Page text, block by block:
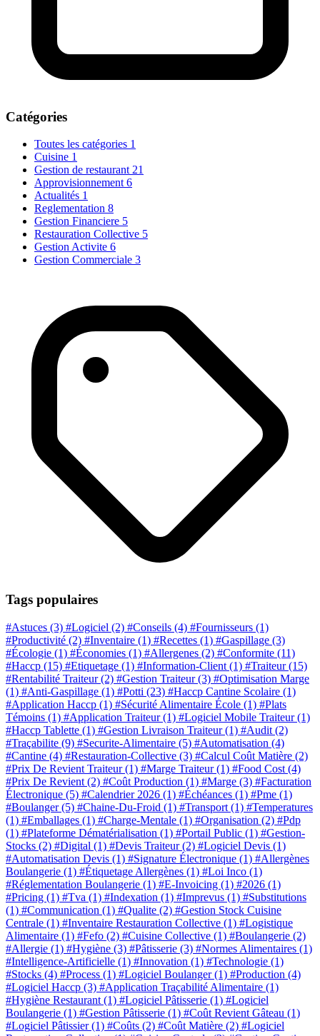
Catégories
Toutes les catégories 1
Cuisine 1
Gestion de restaurant 21
Approvisionnement 6
Actualités 1
Reglementation 8
Gestion Financiere 5
Restauration Collective 5
Gestion Activite 6
Gestion Commerciale 3
Tags populaires
#Astuces (3) #Logiciel (2) #Conseils (4) #Fournisseurs (1)
#Productivité (2) #Inventaire (1) #Recettes (1) #Gaspillage (3)
#Écologie (1) #Économies (1) #Allergenes (2) #Conformite (11)
#Haccp (15) #Etiquetage (1) #Information-Client (1) #Traiteur(15)
#Rentabilité Traiteur(2) #Gestion Traiteur(3) #Optimisation Marge
(1) #Anti-Gaspillage (1) #Potti (23) #Haccp Cantine Scolaire (1)
#Application Haccp (1) #Sécurité Alimentaire École (1) #Plats
Témoins (1) #Application Traiteur(1) #Logiciel Mobile Traiteur(1)
#Haccp Tablette (1) #Gestion Livraison Traiteur(1) #Audit (2)
#Traçabilite (9) #Securite-Alimentaire (5) #Automatisation (4)
#Cantine (4) #Restauration-Collective (3) #Calcul Coût Matière (2)
#Prix De Revient Traiteur(1) #Marge Traiteur(1) #Food Cost (4)
#Prix De Revient (2) #Coût Production (1) #Marge (3) #Facturation
Électronique (5) #Calendrier 2026 (1) #Échéances (1) #Pme (1)
#Boulanger(5) #Chaine-Du-Froid (1) #Transport (1) #Temperatures
(1) #Emballages (1) #Charge-Mentale (1) #Organisation (2) #Pdp
(1) #Plateforme Dématérialisation (1) #Portail Public (1) #Gestion-
Stocks (2) #Digital (1) #Devis Traiteur(2) #Logiciel Devis (1)
#Automatisation Devis (1) #Signature Électronique (1) #Allergènes
Boulangerie (1) #Étiquetage Allergènes (1) #Loi Inco (1)
#Réglementation Boulangerie (1) #E-Invoicing (1) #2026 (1)
#Pricing (1) #Tva (1) #Indexation (1) #Imprevus (1) #Substitutions
(1) #Communication (1) #Qualite (2) #Gestion Stock Cuisine
Centrale (1) #Inventaire Restauration Collective (1) #Logistique
Alimentaire (1) #Fefo (2) #Cuisine Collective (1) #Boulangerie (2)
#Allergie (1) #Hygiène (3) #Pâtisserie (3) #Normes Alimentaires (1)
#Intelligence-Artificielle (1) #Innovation (1) #Technologie (1)
#Stocks (4) #Process (1) #Logiciel Boulanger(1) #Production (4)
#Logiciel Haccp (3) #Application Traçabilité Alimentaire (1)
#Hygiène Restaurant (1) #Logiciel Pâtisserie (1) #Logiciel
Boulangerie (1) #Gestion Pâtisserie (1) #Coût Revient Gâteau (1)
#Logiciel Pâtissier(1) #Coûts (2) #Coût Matière (2) #Logiciel